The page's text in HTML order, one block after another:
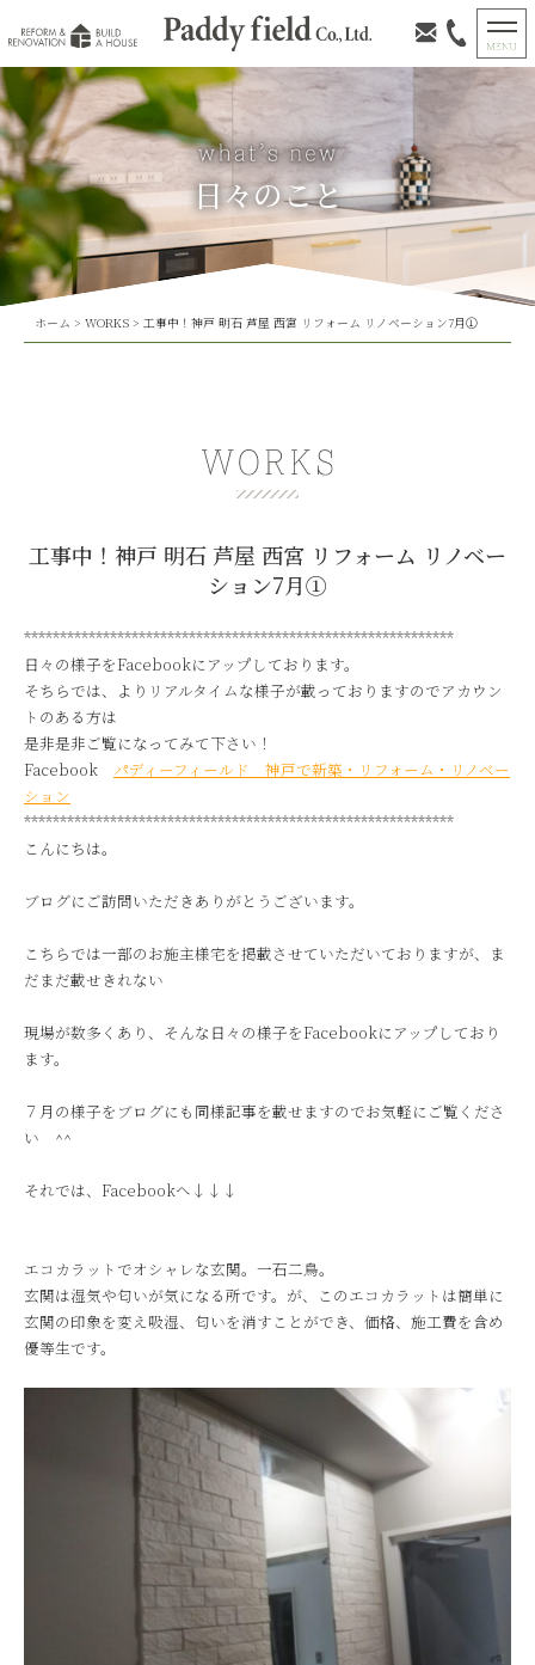
日々のこと
ホーム > WORKS> 工事中！神戸 明石 芦屋 西宮 リフォーム リノベーション7月①
工事中！神戸 明石 芦屋 西宮 リフォーム リノベー
ション7月①
************************************************************
日々の様子をFacebookにアップしております。
そちらでは、よりリアルタイムな様子が載っておりますのでアカウン
トのある方は
是非是非ご覧になってみて下さい！
Facebook パディーフィールド 神戸で新築・リフォーム・リノベー
ション
************************************************************
こんにちは。
ブログにご訪問いただきありがとうございます。
こちらでは一部のお施主様宅を掲載させていただいておりますが、ま
だまだ載せきれない
現場が数多くあり、そんな日々の様子をFacebookにアップしており
ます。
７月の様子をブログにも同様記事を載せますのでお気軽にご覧くださ
い ^^
それでは、Facebookへ↓↓↓
エコカラットでオシャレな玄関。一石二鳥。
玄関は湿気や匂いが気になる所です。が、このエコカラットは簡単に
玄関の印象を変え吸湿、匂いを消すことができ、価格、施工費を含め
優等生です。